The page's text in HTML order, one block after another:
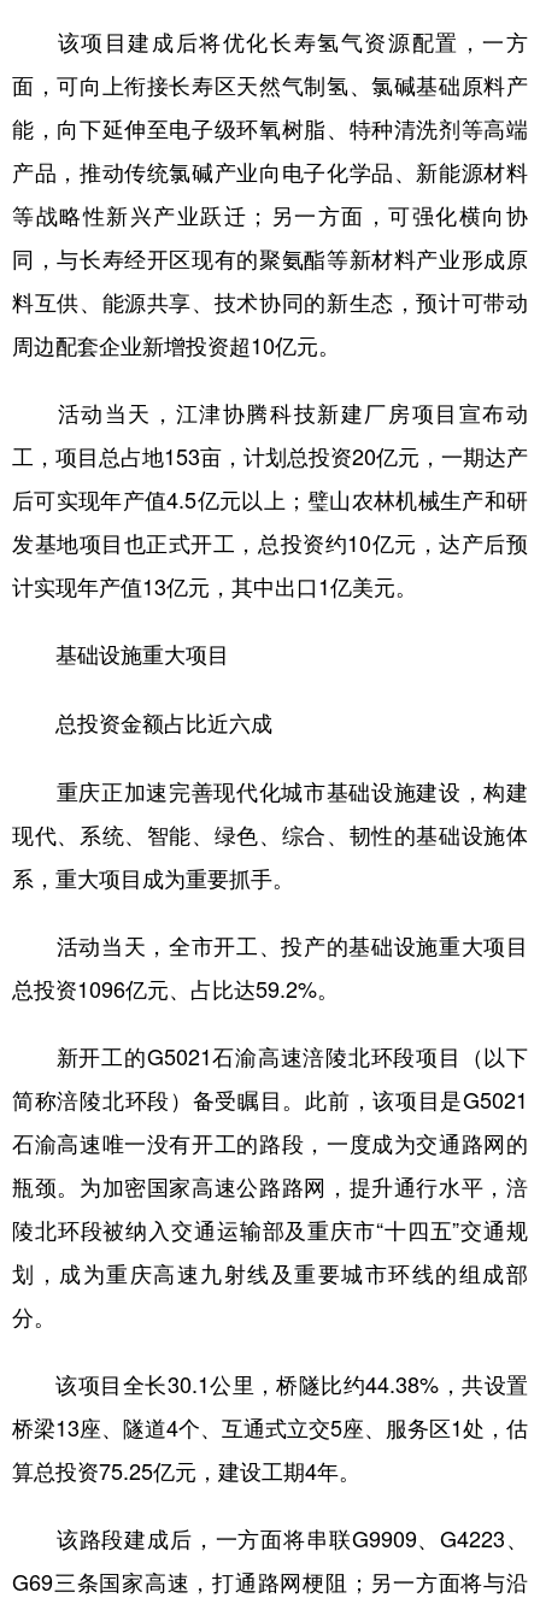
该项目建成后将优化长寿氢气资源配置，一方
面，可向上衔接长寿区天然气制氢、氯碱基础原料产
能，向下延伸至电子级环氧树脂、特种清洗剂等高端
产品，推动传统氯碱产业向电子化学品、新能源材料
等战略性新兴产业跃迁；另一方面，可强化横向协
同，与长寿经开区现有的聚氨酯等新材料产业形成原
料互供、能源共享、技术协同的新生态，预计可带动
周边配套企业新增投资超10亿元。
活动当天，江津协腾科技新建厂房项目宣布动
工，项目总占地153亩，计划总投资20亿元，一期达产
后可实现年产值4.5亿元以上；璧山农林机械生产和研
发基地项目也正式开工，总投资约10亿元，达产后预
计实现年产值13亿元，其中出口1亿美元。
基础设施重大项目
总投资金额占比近六成
重庆正加速完善现代化城市基础设施建设，构建
现代、系统、智能、绿色、综合、韧性的基础设施体
系，重大项目成为重要抓手。
活动当天，全市开工、投产的基础设施重大项目
总投资1096亿元、占比达59.2%。
新开工的G5021石渝高速涪陵北环段项目（以下
简称涪陵北环段）备受瞩目。此前，该项目是G5021
石渝高速唯一没有开工的路段，一度成为交通路网的
瓶颈。为加密国家高速公路路网，提升通行水平，涪
陵北环段被纳入交通运输部及重庆市“十四五”交通规
划，成为重庆高速九射线及重要城市环线的组成部
分。
该项目全长30.1公里，桥隧比约44.38%，共设置
桥梁13座、隧道4个、互通式立交5座、服务区1处，估
算总投资75.25亿元，建设工期4年。
该路段建成后，一方面将串联G9909、G4223、
G69三条国家高速，打通路网梗阻；另一方面将与沿